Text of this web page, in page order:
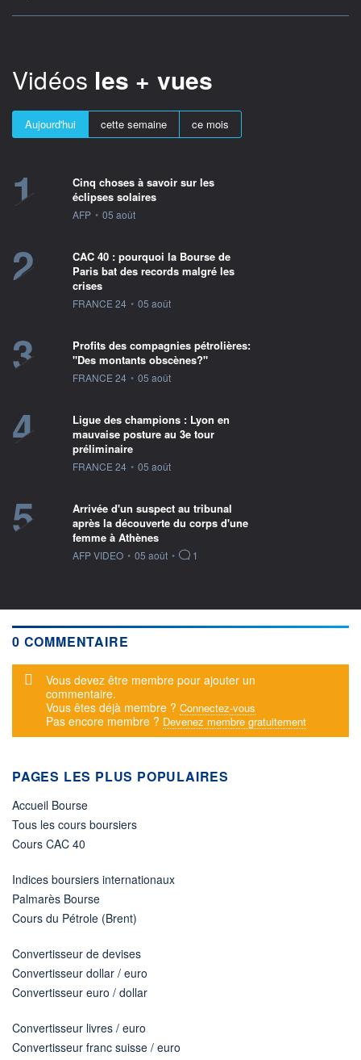
Vidéos les + vues
Aujourd'hui cette semaine ce mois
1
Cinq choses à savoir sur les
éclipses solaires
information fournie par
AFP • 05 août
2
CAC 40 : pourquoi la Bourse de
Paris bat des records malgré les
crises
information fournie par
FRANCE 24 • 05 août
3
Profits des compagnies pétrolières:
"Des montants obscènes?"
information fournie par
FRANCE 24 • 05 août
4
Ligue des champions : Lyon en
mauvaise posture au 3e tour
préliminaire
information fournie par
FRANCE 24 • 05 août
5
Arrivée d'un suspect au tribunal
après la découverte du corps d'une
femme à Athènes
information fournie par
AFP VIDEO • 05 août • 1
0 COMMENTAIRE
Message d'alerte
Vous devez être membre pour ajouter un
commentaire.
Vous êtes déjà membre ? Connectez-vous
Pas encore membre ? Devenez membre gratuitement
PAGES LES PLUS POPULAIRES
Accueil Bourse
Tous les cours boursiers
Cours CAC 40
Indices boursiers internationaux
Palmarès Bourse
Cours du Pétrole (Brent)
Convertisseur de devises
Convertisseur dollar / euro
Convertisseur euro / dollar
Convertisseur livres / euro
Convertisseur franc suisse / euro